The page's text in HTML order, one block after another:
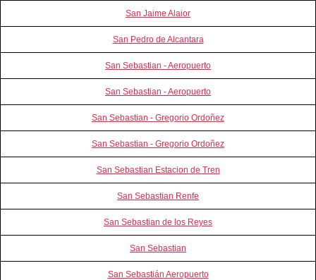
San Jaime Alaior
San Pedro de Alcantara
San Sebastian - Aeropuerto
San Sebastian - Aeropuerto
San Sebastian - Gregorio Ordoñez
San Sebastian - Gregorio Ordoñez
San Sebastian Estacion de Tren
San Sebastian Renfe
San Sebastian de los Reyes
San Sebastian
San Sebastián Aeropuerto